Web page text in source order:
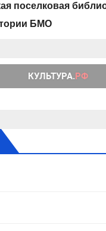
поселковая
БМО